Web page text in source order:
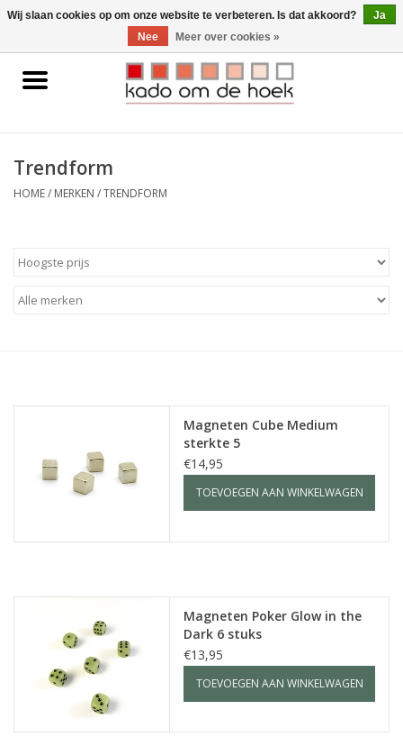
0 Artikelen - €0,00
Home
Gadgets
Trendform
HOME/ MERKEN /TRENDFORM
Magneten Cube Medium
sterkte 5
€14,95
TOEVOEGEN AAN WINKELWAGEN
Magneten Poker Glow in the
Dark 6 stuks
€13,95
TOEVOEGEN AAN WINKELWAGEN
Wij slaan cookies op om onze website te verbeteren. Is dat akkoord?
Ja
Nee
Meer over cookies »